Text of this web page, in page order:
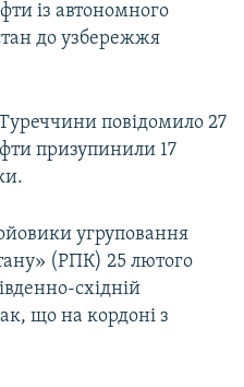
із автономного
до узбережжя
повідомило 27
призупинили 17
угруповання
(РПК) 25 лютого
східній
що на кордоні з